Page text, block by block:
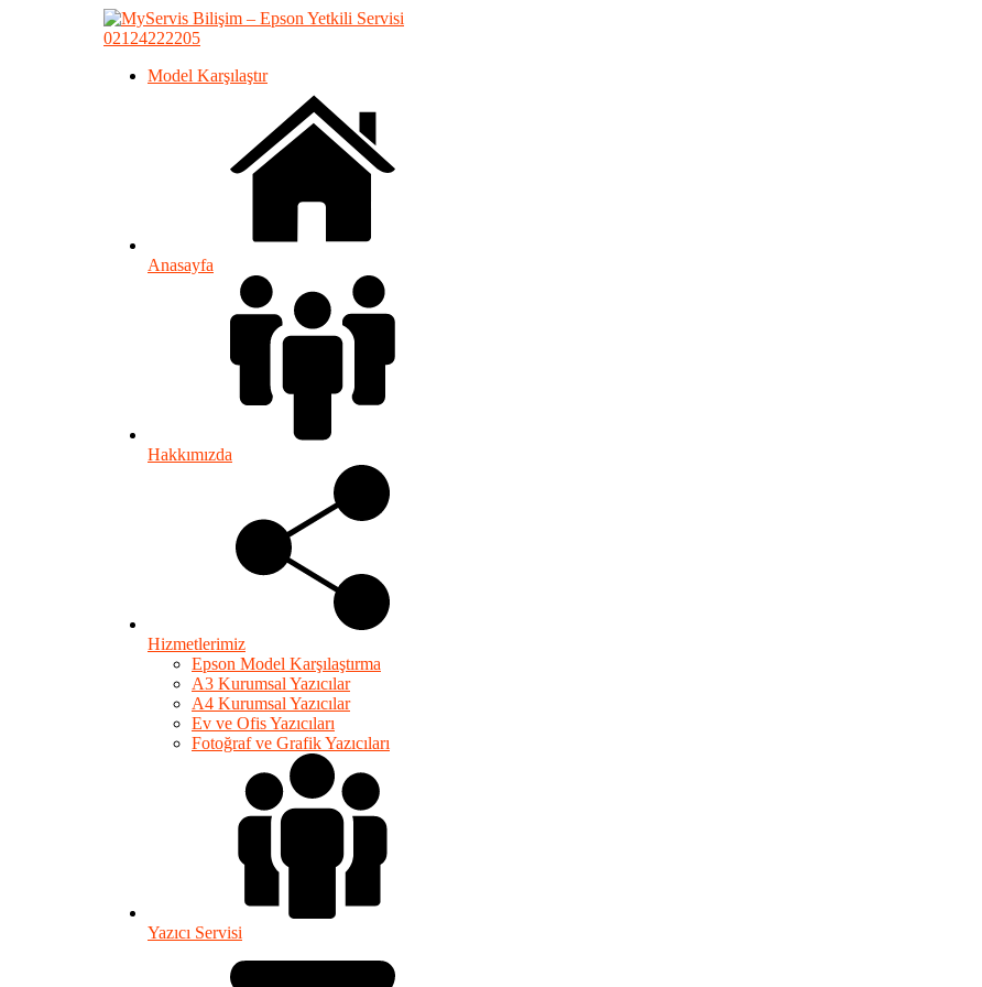
02124222205
Model Karşılaştır
Anasayfa
Hakkımızda
Hizmetlerimiz
Epson Model Karşılaştırma
A3 Kurumsal Yazıcılar
A4 Kurumsal Yazıcılar
Ev ve Ofis Yazıcıları
Fotoğraf ve Grafik Yazıcıları
Yazıcı Servisi